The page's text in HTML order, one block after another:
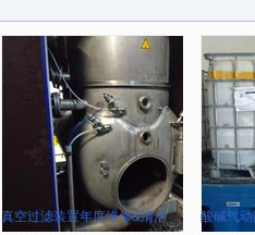
真空过滤装置年度维修&清洁 酸碱气动